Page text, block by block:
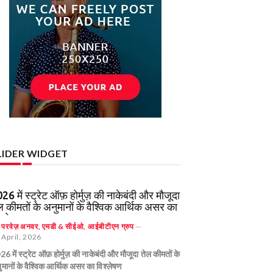
WIDGET
में स्ट्रेट ऑफ़ होर्मुज़ की नाकेबंदी और मौजूदा
कीमतों के अनुमानों के वैश्विक आर्थिक असर का
परवेज़ अनवर, एमडी & सीईओ, आईबीटीएन ग्रुप--
April, 2026
में स्ट्रेट ऑफ़ होर्मुज़ की नाकेबंदी और मौजूदा तेल कीमतों के
के वैश्विक आर्थिक असर का विश्लेषण
की कगार पर: इस्लामाबाद में बातचीत फिर से
होने से पहले की नाज़ुक शांति
परवेज़ अनवर, एमडी & सीईओ, आईबीटीएन ग्रुप--
April, 2026
की कगार पर: इस्लामाबाद में बातचीत फिर से शुरू होने से
की नाज़ुक शांति